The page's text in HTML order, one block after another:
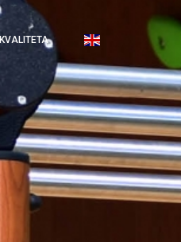
KVALITETA